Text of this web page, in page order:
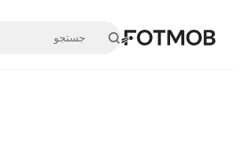
رفتن به محتوای اصلی